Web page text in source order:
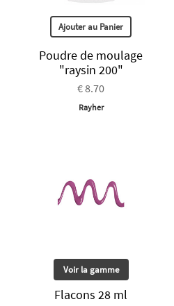
Ajouter au Panier
Poudre de moulage
"raysin 200"
€ 8.70
Rayher
Voir la gamme
Flacons 28 ml